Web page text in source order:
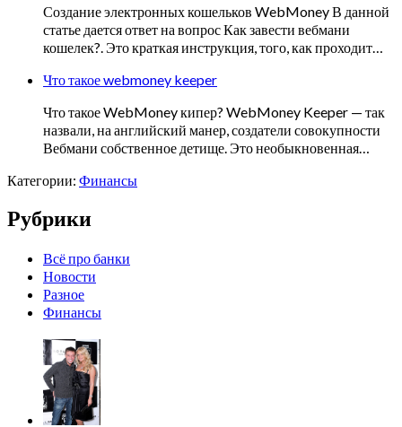
Создание электронных кошельков WebMoney В данной
статье дается ответ на вопрос Как завести вебмани
кошелек?. Это краткая инструкция, того, как проходит…
Что такое webmoney keeper
Что такое WebMoney кипер? WebMoney Keeper — так
назвали, на английский манер, создатели совокупности
Вебмани собственное детище. Это необыкновенная…
Категории: Финансы
Рубрики
Всё про банки
Новости
Разное
Финансы